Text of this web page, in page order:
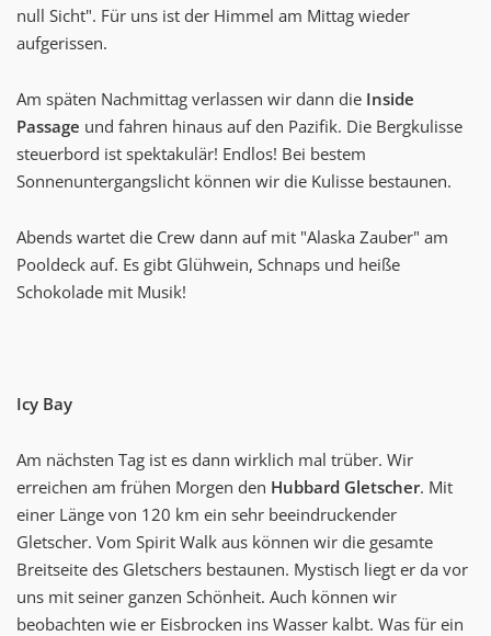
null Sicht". Für uns ist der Himmel am Mittag wieder
aufgerissen.
Am späten Nachmittag verlassen wir dann die Inside
Passage und fahren hinaus auf den Pazifik. Die Bergkulisse
steuerbord ist spektakulär! Endlos! Bei bestem
Sonnenuntergangslicht können wir die Kulisse bestaunen.
Abends wartet die Crew dann auf mit "Alaska Zauber" am
Pooldeck auf. Es gibt Glühwein, Schnaps und heiße
Schokolade mit Musik!
Icy Bay
Am nächsten Tag ist es dann wirklich mal trüber. Wir
erreichen am frühen Morgen den Hubbard Gletscher. Mit
einer Länge von 120 km ein sehr beeindruckender
Gletscher. Vom Spirit Walk aus können wir die gesamte
Breitseite des Gletschers bestaunen. Mystisch liegt er da vor
uns mit seiner ganzen Schönheit. Auch können wir
beobachten wie er Eisbrocken ins Wasser kalbt. Was für ein